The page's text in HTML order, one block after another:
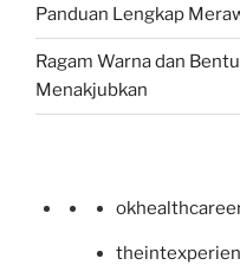
Panduan Lengkap
Ragam Warna dan
Menakjubkan